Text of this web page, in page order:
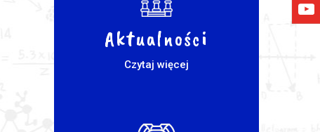
Aktualności
Czytaj więcej